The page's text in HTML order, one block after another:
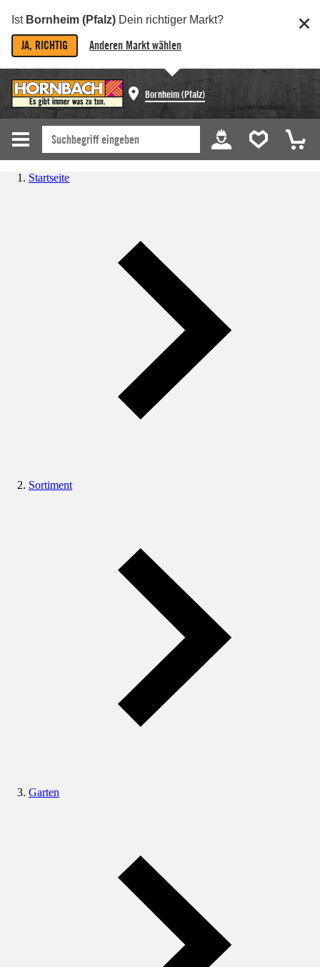
Ist Bornheim (Pfalz) Dein richtiger Markt?
JA, RICHTIG Anderen Markt wählen
Bornheim (Pfalz)
Startseite
Sortiment
Garten